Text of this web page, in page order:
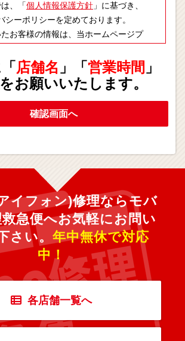
、「個人情報保護方針 」に基づき、
シーポリシーを定めております。
お客様の情報は、当ホームページプ
店舗名 」「 営業時間 」
お願いいたします。
確認画面へ
イフォン)修理ならモバ
急便へお気軽にお問い
さい。 年中無休で対応
中！
各店舗一覧へ